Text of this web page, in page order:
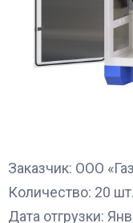
Заказчик: ООО
Количество: 20 шт.
Дата отгрузки: